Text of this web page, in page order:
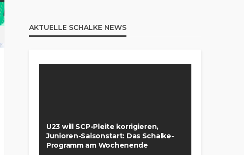
AKTUELLE SCHALKE NEWS
U23 will SCP-Pleite korrigieren,
Junioren-Saisonstart: Das Schalke-
Programm am Wochenende